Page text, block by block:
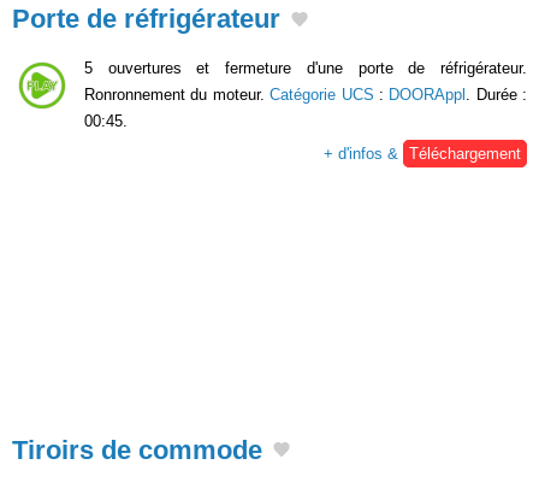
Porte de réfrigérateur
5 ouvertures et fermeture d'une porte de réfrigérateur.
Ronronnement du moteur.Catégorie UCS : DOORAppl . Durée :
00:45.
+ d'infos &
Téléchargement
Tiroirs de commode